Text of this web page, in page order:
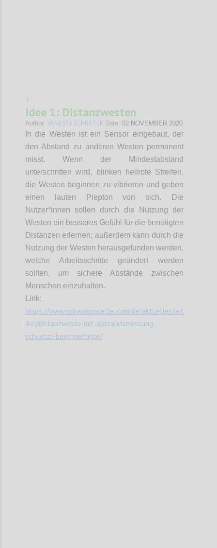
Idee 1: Distanzwesten
Author: VANESSA SCHUSTER Date: 02 NOVEMBER 2020
In die Westen ist ein Sensor eingebaut, der
den Abstand zu anderen Westen permanent
misst. Wenn der Mindestabstand
unterschritten wird, blinken hellrote Streifen,
die Westen beginnen zu vibrieren und geben
einen lauten Piepton von sich. Die
Nutzer*innen sollen durch die Nutzung der
Westen ein besseres Gefühl für die benötigten
Distanzen erlernen; außerdem kann durch die
Nutzung der Westen herausgefunden werden,
welche Arbeitsschritte geändert werden
sollten, um sichere Abstände zwischen
Menschen einzuhalten.
Link:
https://www.schwarzmueller.com/de/aktuelles/art
ikel/distanzweste-mit-abstandsmessung-
schuetzt-beschaeftigte/